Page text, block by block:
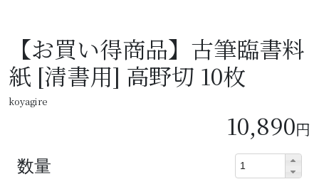
【お買い得商品】古筆臨書料
紙 [清書用] 高野切 10枚
koyagire
10,890円
数量